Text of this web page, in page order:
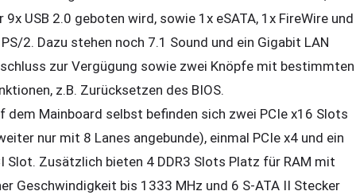
9x USB 2.0 geboten wird, sowie 1x eSATA, 1x FireWire und
2. Dazu stehen noch 7.1 Sound und ein Gigabit LAN
zur Vergügung sowie zwei Knöpfe mit bestimmten
z.B. Zurücksetzen des BIOS.
dem Mainboard selbst befinden sich zwei PCIe x16 Slots
nur mit 8 Lanes angebunde), einmal PCIe x4 und ein
Slot. Zusätzlich bieten 4 DDR3 Slots Platz für RAM mit
Geschwindigkeit bis 1333 MHz und 6 S-ATA II Stecker